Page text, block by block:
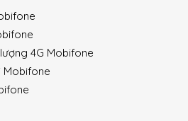
4G Mobifone
Mobifone